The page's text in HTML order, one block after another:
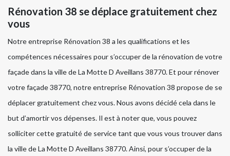
Rénovation 38 se déplace gratuitement chez
vous
Notre entreprise Rénovation 38 a les qualifications et les
compétences nécessaires pour s’occuper de la rénovation de votre
façade dans la ville de La Motte D Aveillans 38770. Et pour rénover
votre façade 38770, notre entreprise Rénovation 38 propose de se
déplacer gratuitement chez vous. Nous avons décidé cela dans le
but d’amortir vos dépenses. Il est à noter que, vous pouvez
solliciter cette gratuité de service tant que vous vous trouver dans
la ville de La Motte D Aveillans 38770. Ainsi, pour s’occuper de la